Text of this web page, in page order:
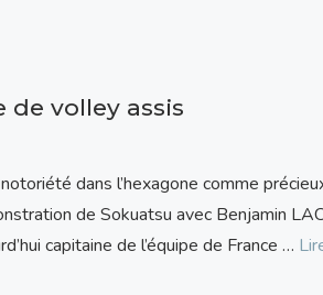
de volley assis
dans l’hexagone comme
de Sokuatsu avec Benjamin
capitaine de l’équipe de France …